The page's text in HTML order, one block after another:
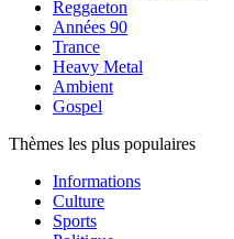
Reggaeton
Années 90
Trance
Heavy Metal
Ambient
Gospel
Thèmes les plus populaires
Informations
Culture
Sports